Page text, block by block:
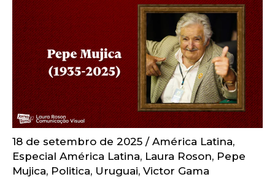
18 de setembro de 2025 / América Latina,
Especial América Latina, Laura Roson, Pepe
Mujica, Politica, Uruguai, Victor Gama